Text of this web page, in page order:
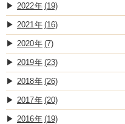
2022 (19)
2021 (16)
2020 (7)
2019 (23)
2018 (26)
2017 (20)
2016 (19)